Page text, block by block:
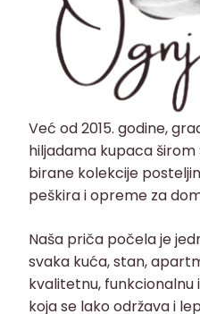
Već od 2015. godine,
hiljadama kupaca širom
birane kolekcije
peškira i opreme za
Naša priča počela je
svaka kuća, stan,
kvalitetnu, funkcionalnu
koja se lako održava i